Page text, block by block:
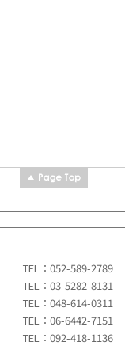
TEL：052-589-2789
TEL：03-5282-8131
TEL：048-614-0311
TEL：06-6442-7151
TEL：092-418-1136